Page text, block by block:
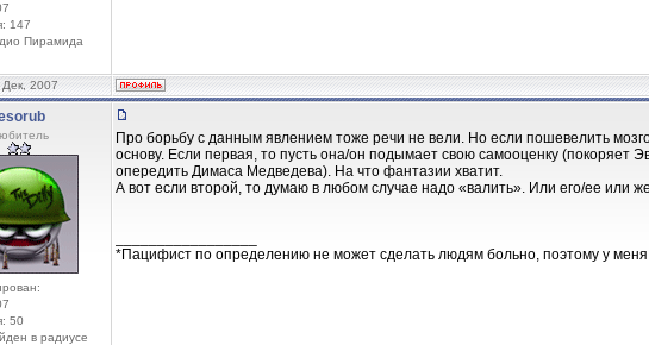
147
Пирамида
2007
50
в радиусе
Про борьбу с данным явлением тоже речи не вели. Но если пошевелить
основу. Если первая, то пусть она/он подымает свою самооценку (покоряет
опередить Димаса Медведева). На что фантазии хватит.
А вот если второй, то думаю в любом случае надо «валить». Или его/ее или
*Пацифист по определению не может сделать людям больно, поэтому у меня